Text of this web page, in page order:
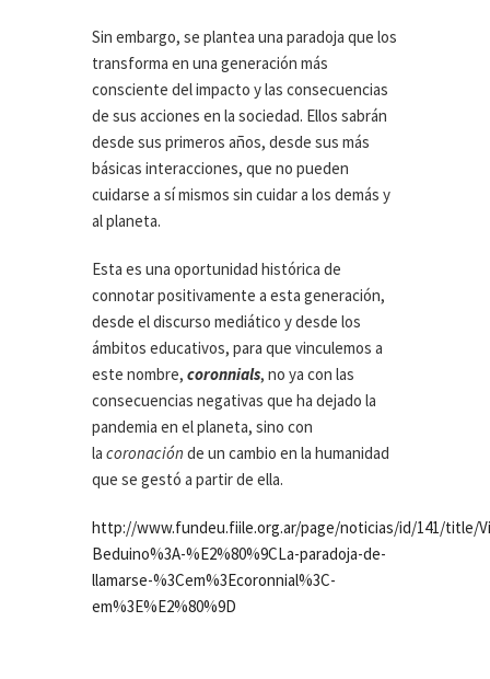
Sin embargo, se plantea una paradoja que los
transforma en una generación más
consciente del impacto y las consecuencias
de sus acciones en la sociedad. Ellos sabrán
desde sus primeros años, desde sus más
básicas interacciones, que no pueden
cuidarse a sí mismos sin cuidar a los demás y
al planeta.
Esta es una oportunidad histórica de
connotar positivamente a esta generación,
desde el discurso mediático y desde los
ámbitos educativos, para que vinculemos a
este nombre, coronnials, no ya con las
consecuencias negativas que ha dejado la
pandemia en el planeta, sino con
la coronación de un cambio en la humanidad
que se gestó a partir de ella.
http://www.fundeu.fiile.org.ar/page/noticias/id/141/title/
Beduino%3A-%E2%80%9CLa-paradoja-de-
llamarse-%3Cem%3Ecoronnial%3C-
em%3E%E2%80%9D